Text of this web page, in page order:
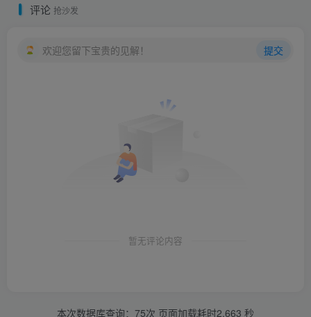
评论 抢沙发
欢迎您留下宝贵的见解！ 提交
暂无评论内容
本次数据库查询：75次 页面加载耗时2.663 秒